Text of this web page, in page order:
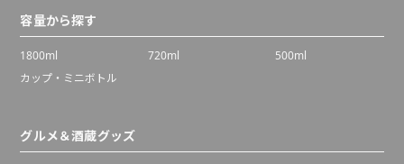
容量から探す
1800ml 720ml
500ml
カップ・ミニボトル
グルメ＆酒蔵グッズ